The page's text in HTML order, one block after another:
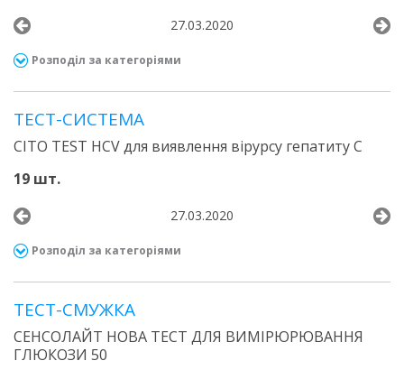
27.03.2020
Розподіл за категоріями
ТЕСТ-СИСТЕМА
CITO TEST HCV для виявлення вірурсу гепатиту С
19 шт.
27.03.2020
Розподіл за категоріями
ТЕСТ-СМУЖКА
СЕНСОЛАЙТ НОВА ТЕСТ ДЛЯ ВИМІРЮРЮВАННЯ
ГЛЮКОЗИ 50